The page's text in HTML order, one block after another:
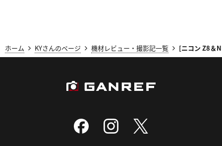
ホーム KYさんのページ 機材レビュー・撮影記一覧 [ニコン Z8＆